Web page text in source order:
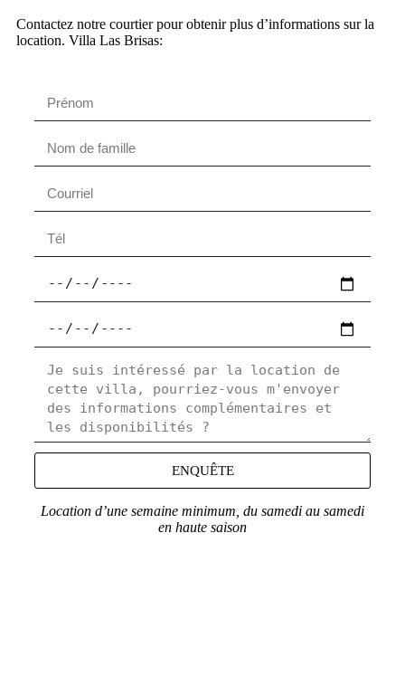
Contactez notre courtier pour obtenir plus d’informations sur la
location. Villa Las Brisas:
ENQUÊTE
Location d’une semaine minimum, du samedi au samedi
en haute saison